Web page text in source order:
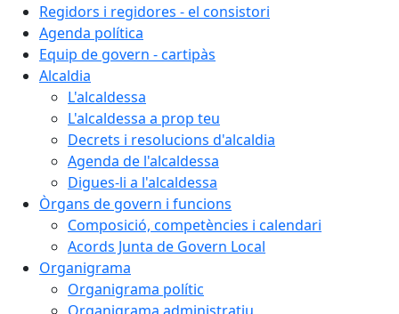
Regidors i regidores - el consistori
Agenda política
Equip de govern - cartipàs
Alcaldia
L'alcaldessa
L'alcaldessa a prop teu
Decrets i resolucions d'alcaldia
Agenda de l'alcaldessa
Digues-li a l'alcaldessa
Òrgans de govern i funcions
Composició, competències i calendari
Acords Junta de Govern Local
Organigrama
Organigrama polític